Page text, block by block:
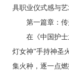
具职业仪式感与艺
第一篇章：
在《中国护
灯女神”手持神圣
集火种，逐一点